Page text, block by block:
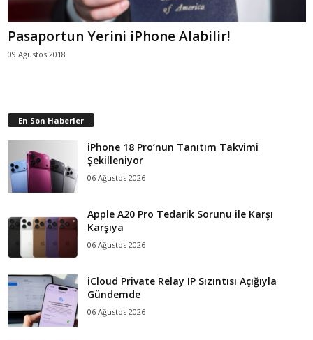
Pasaportun Yerini iPhone Alabilir!
09 Ağustos 2018
En Son Haberler
iPhone 18 Pro’nun Tanıtım Takvimi
Şekilleniyor
06 Ağustos 2026
Apple A20 Pro Tedarik Sorunu ile Karşı
Karşıya
06 Ağustos 2026
iCloud Private Relay IP Sızıntısı Açığıyla
Gündemde
06 Ağustos 2026